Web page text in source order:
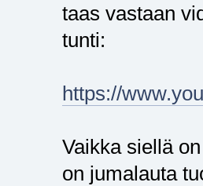
taas vastaan
tunti:
https://
Vaikka siellä
on jumalauta